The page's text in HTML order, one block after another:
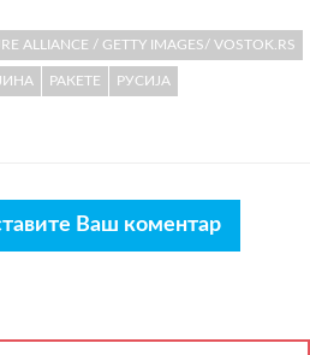
ALLIANCE / GETTY IMAGES/ VOSTOK.RS
РАКЕТЕ РУСИЈА
Ваш коментар